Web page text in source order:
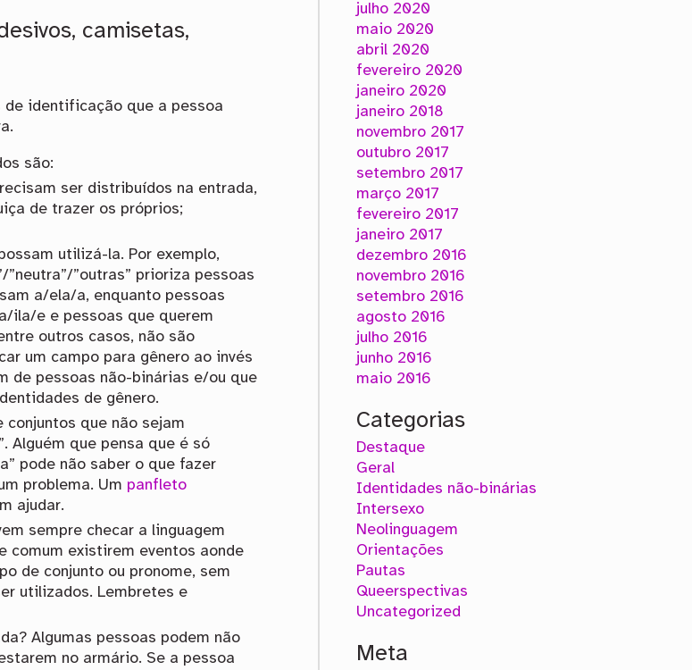
camisetas,
identificação que a pessoa
são:
ser distribuídos na entrada,
de trazer os próprios;
utilizá-la. Por exemplo,
”outras” prioriza pessoas
a/ela/a, enquanto pessoas
ila/e e pessoas que querem
outros casos, não são
um campo para gênero ao invés
de pessoas não-binárias e/ou que
de gênero.
que não sejam
Alguém que pensa que é só
pode não saber o que fazer
problema. Um panfleto
ajudar.
sempre checar a linguagem
comum existirem eventos aonde
de conjunto ou pronome, sem
utilizados. Lembretes e
Algumas pessoas podem não
no armário. Se a pessoa
julho 2020
maio 2020
abril 2020
fevereiro 2020
janeiro 2020
janeiro 2018
novembro 2017
outubro 2017
setembro 2017
março 2017
fevereiro 2017
janeiro 2017
dezembro 2016
novembro 2016
setembro 2016
agosto 2016
julho 2016
junho 2016
maio 2016
Categorias
Destaque
Geral
Identidades não-binárias
Intersexo
Neolinguagem
Orientações
Pautas
Queerspectivas
Uncategorized
Meta